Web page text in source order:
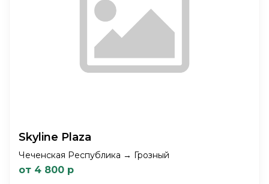
Skyline Plaza
Чеченская Республика → Грозный
от 4 800 р